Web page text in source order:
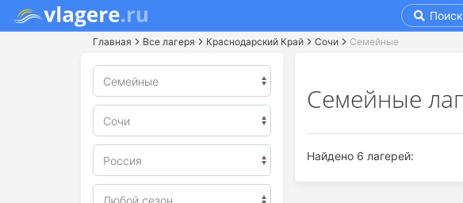
Поиск
Главная Все лагеря Краснодарский Край Сочи Семейные
Семейные
Найдено 6 лагерей: